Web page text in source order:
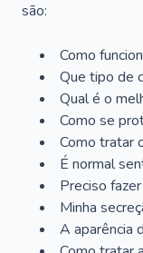
são:
Como
Que tipo de
Qual é o
Como se
Como tratar
É normal
Preciso
Minha
A aparência